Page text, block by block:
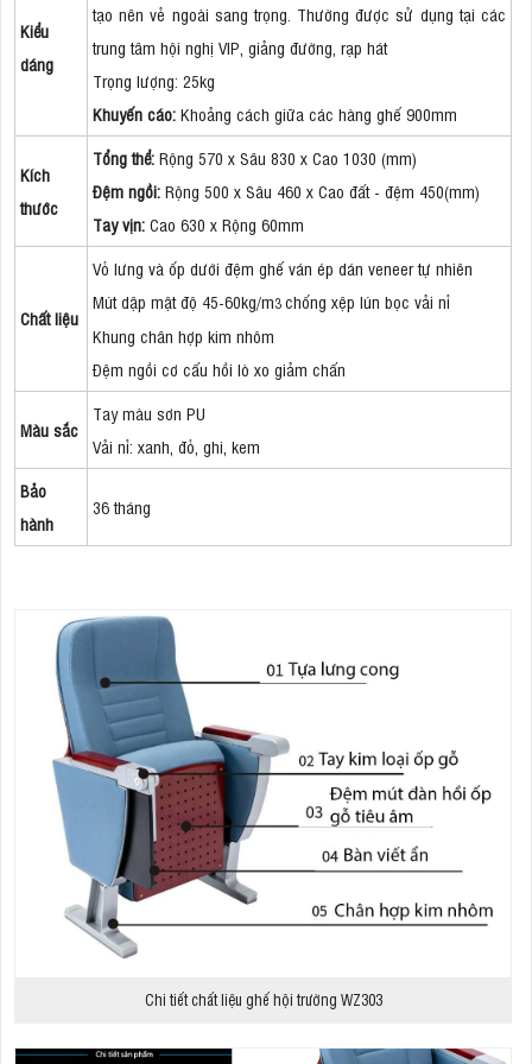
Kiểu
dáng
tạo nên vẻ ngoài sang trọng. Thường được sử dụng tại các
trung tâm hội nghị VIP, giảng đường, rạp hát
Trọng lượng: 25kg
Khuyến cáo: Khoảng cách giữa các hàng ghế 900mm
Kích
thước
Tổng thể: Rộng 570 x Sâu 830 x Cao 1030 (mm)
Đệm ngồi: Rộng 500 x Sâu 460 x Cao đất - đệm 450(mm)
Tay vịn: Cao 630 x Rộng 60mm
Chất liệu
Vỏ lưng và ốp dưới đệm ghế ván ép dán veneer tự nhiên
Mút dập mật độ 45-60kg/m3chống xệp lún bọc vải nỉ
Khung chân hợp kim nhôm
Đệm ngồi cơ cấu hồi lò xo giảm chấn
Màu sắc
Tay màu sơn PU
Vải nỉ: xanh, đỏ, ghi, kem
Bảo
hành
36 tháng
Chi tiết chất liệu ghế hội trường WZ303